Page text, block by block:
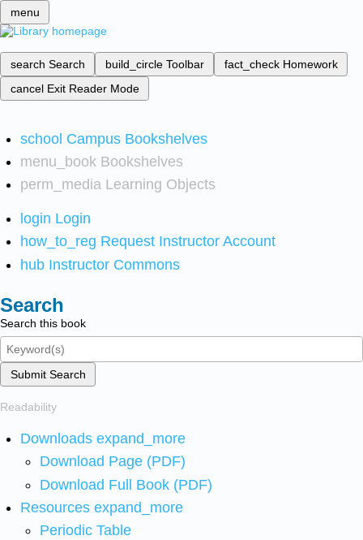
menu
search Search build_circle Toolbar fact_check Homework
cancel Exit Reader Mode
school Campus Bookshelves
menu_book Bookshelves
perm_media Learning Objects
login Login
how_to_reg Request Instructor Account
hub Instructor Commons
Search
Search this book
Submit Search
Readability
Downloads expand_more
Download Page (PDF)
Download Full Book (PDF)
Resources expand_more
Periodic Table